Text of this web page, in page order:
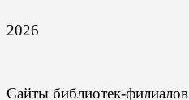
2026
Сайты библиотек-филиалов